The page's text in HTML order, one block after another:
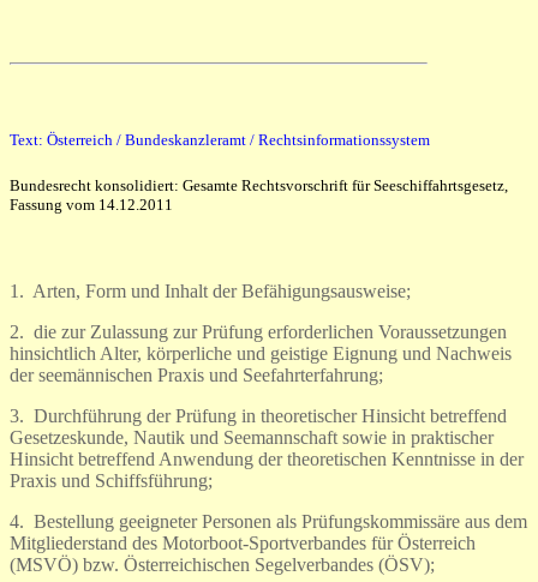
Text: Österreich / Bundeskanzleramt / Rechtsinformationssystem
Bundesrecht konsolidiert: Gesamte Rechtsvorschrift für Seeschiffahrtsgesetz,
Fassung vom 14.12.2011
1. Arten, Form und Inhalt der Befähigungsausweise;
2. die zur Zulassung zur Prüfung erforderlichen Voraussetzungen
hinsichtlich Alter, körperliche und geistige Eignung und Nachweis
der seemännischen Praxis und Seefahrterfahrung;
3. Durchführung der Prüfung in theoretischer Hinsicht betreffend
Gesetzeskunde, Nautik und Seemannschaft sowie in praktischer
Hinsicht betreffend Anwendung der theoretischen Kenntnisse in der
Praxis und Schiffsführung;
4. Bestellung geeigneter Personen als Prüfungskommissäre aus dem
Mitgliederstand des Motorboot-Sportverbandes für Österreich
(MSVÖ) bzw. Österreichischen Segelverbandes (ÖSV);